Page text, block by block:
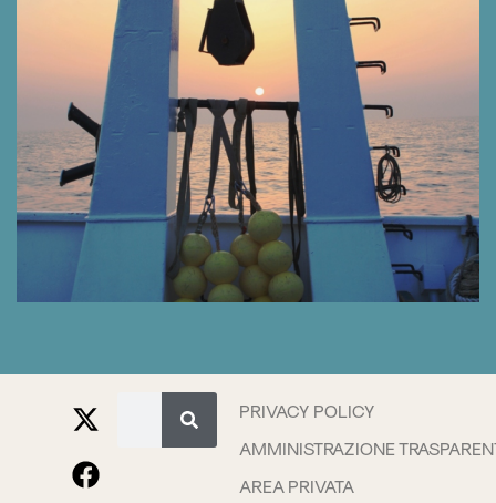
PRIVACY POLICY
AMMINISTRAZIONE
AREA PRIVATA